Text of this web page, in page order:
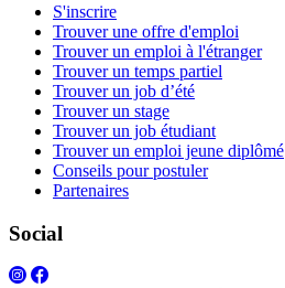
S'inscrire
Trouver une offre d'emploi
Trouver un emploi à l'étranger
Trouver un temps partiel
Trouver un job d’été
Trouver un stage
Trouver un job étudiant
Trouver un emploi jeune diplômé
Conseils pour postuler
Partenaires
Social